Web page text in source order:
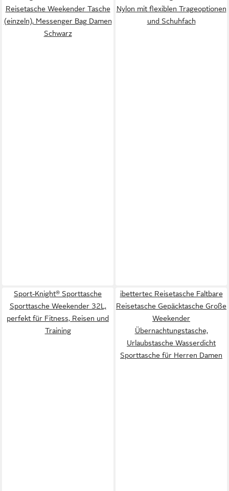
Reisetasche Weekender Tasche
(einzeln), Messenger Bag Damen
Schwarz
Nylon mit flexiblen Trageoptionen
und Schuhfach
Sport-Knight® Sporttasche
Sporttasche Weekender 32L,
perfekt für Fitness, Reisen und
Training
ibettertec Reisetasche Faltbare
Reisetasche Gepäcktasche Große
Weekender
Übernachtungstasche,
Urlaubstasche Wasserdicht
Sporttasche für Herren Damen